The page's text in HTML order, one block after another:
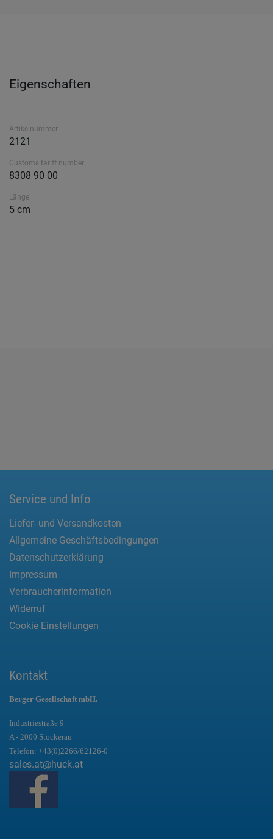
Eigenschaften
Artikelnummer
2121
Customs tariff number
8308 90 00
Länge
5 cm
Service und Info
Liefer- und Versandkosten
Allgemeine Geschäftsbedingungen
Datenschutzerklärung
Impressum
Verbraucherinformation
Widerruf
Cookie Einstellungen
Kontakt
Berger Gesellschaft mbH.
Industriestraße 9
A - 2000 Stockerau
Telefon: +43(0)2266/62126-0
sales.at@huck.at